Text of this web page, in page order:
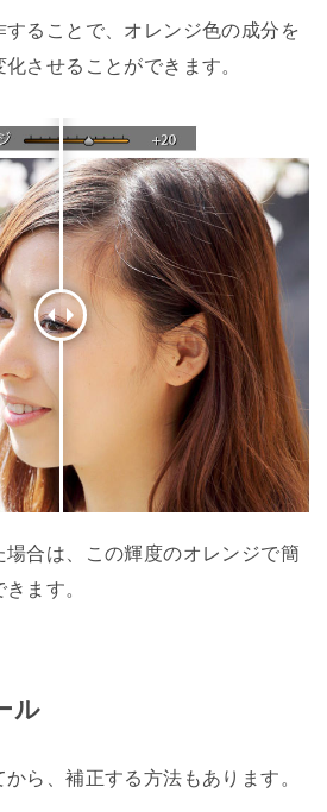
ることで、オレンジ色の成分を
させることができます。
場合は、この輝度のオレンジで簡
ます。
ル
ら、補正する方法もあります。